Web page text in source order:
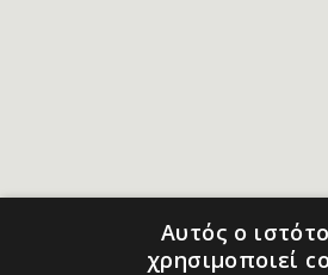
Αυτός ο
χρησιμοποιεί